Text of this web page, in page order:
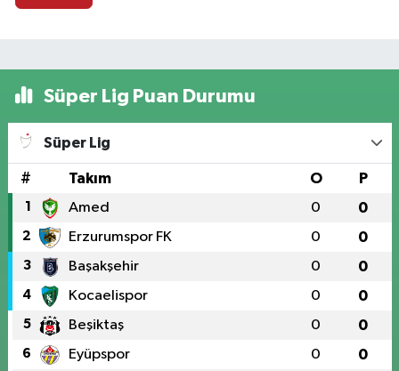
Süper Lig Puan Durumu
Süper Lig
# Takım O P
1 Amed 0 0
2 Erzurumspor FK 0 0
3 Başakşehir 0 0
4 Kocaelispor 0 0
5 Beşiktaş 0 0
6 Eyüpspor 0 0